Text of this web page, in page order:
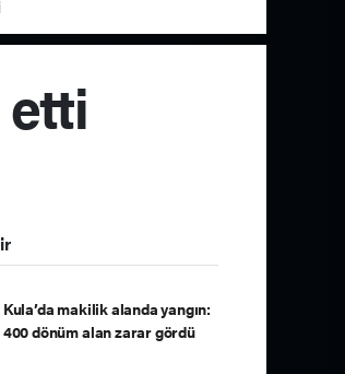
etti
Kula’da makilik alanda yangın:
400 dönüm alan zarar gördü